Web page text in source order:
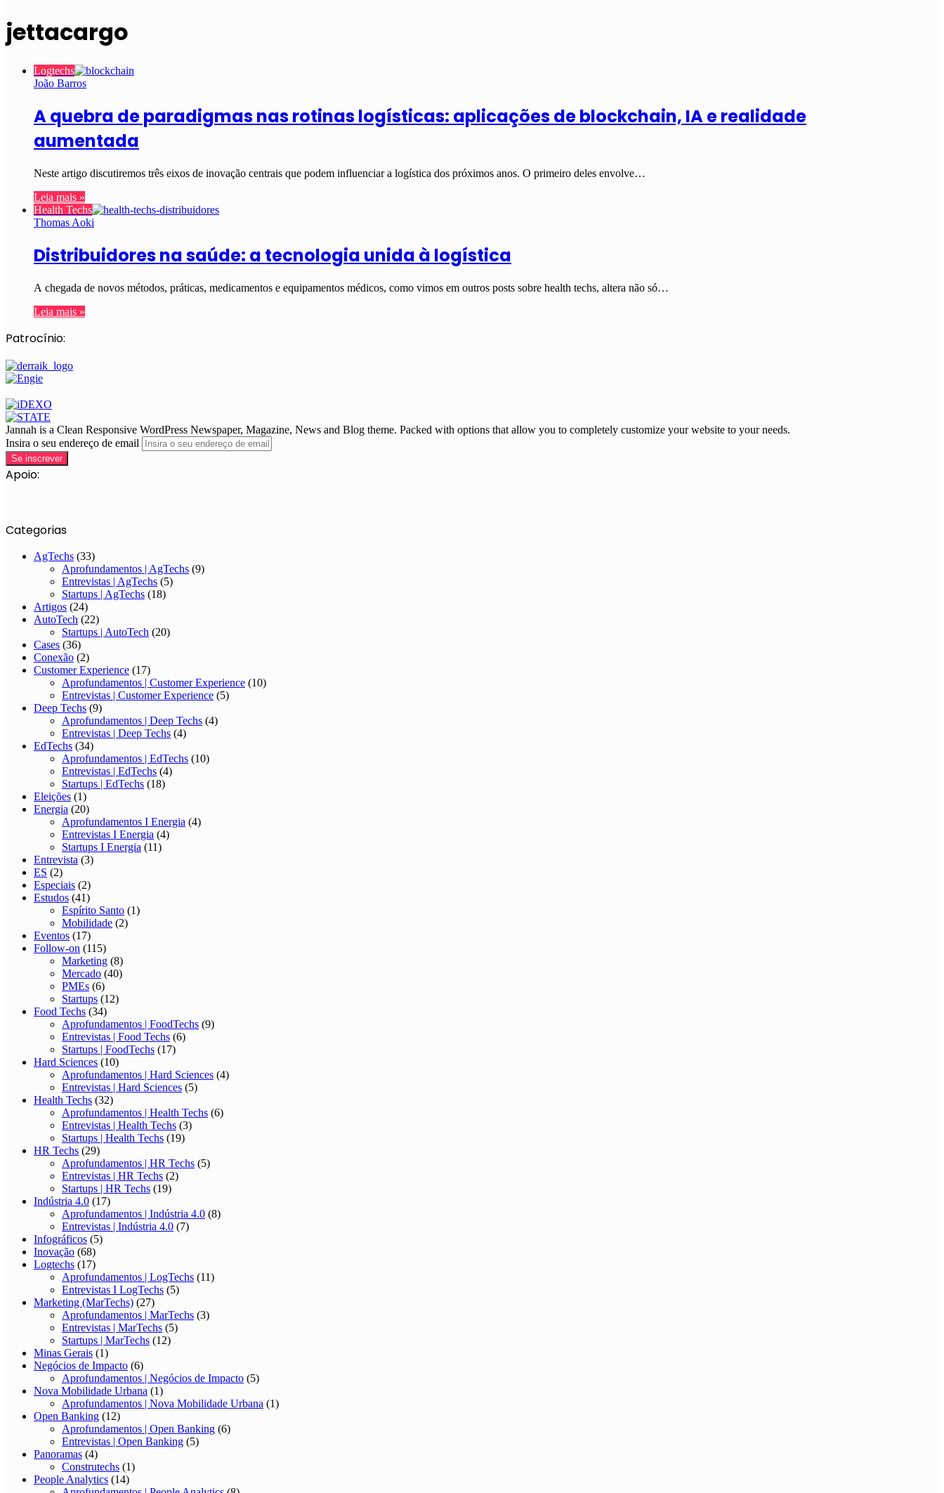
jettacargo
Logtechs
João Barros
A quebra de paradigmas nas rotinas logísticas: aplicações de blockchain, IA e realidade
aumentada
Neste artigo discutiremos três eixos de inovação centrais que podem influenciar a logística dos próximos anos. O primeiro deles envolve…
Leia mais »
Health Techs
Thomas Aoki
Distribuidores na saúde: a tecnologia unida à logística
A chegada de novos métodos, práticas, medicamentos e equipamentos médicos, como vimos em outros posts sobre health techs, altera não só…
Leia mais »
Patrocínio:
Jannah is a Clean Responsive WordPress Newspaper, Magazine, News and Blog theme. Packed with options that allow you to completely customize your website to your needs.
Insira o seu endereço de email
Apoio:
Categorias
AgTechs (33)
Aprofundamentos | AgTechs (9)
Entrevistas | AgTechs (5)
Startups | AgTechs (18)
Artigos (24)
AutoTech (22)
Startups | AutoTech (20)
Cases (36)
Conexão (2)
Customer Experience (17)
Aprofundamentos | Customer Experience (10)
Entrevistas | Customer Experience (5)
Deep Techs (9)
Aprofundamentos | Deep Techs (4)
Entrevistas | Deep Techs (4)
EdTechs (34)
Aprofundamentos | EdTechs (10)
Entrevistas | EdTechs (4)
Startups | EdTechs (18)
Eleições (1)
Energia (20)
Aprofundamentos I Energia (4)
Entrevistas I Energia (4)
Startups I Energia (11)
Entrevista (3)
ES (2)
Especiais (2)
Estudos (41)
Espírito Santo (1)
Mobilidade (2)
Eventos (17)
Follow-on (115)
Marketing (8)
Mercado (40)
PMEs (6)
Startups (12)
Food Techs (34)
Aprofundamentos | FoodTechs (9)
Entrevistas | Food Techs (6)
Startups | FoodTechs (17)
Hard Sciences (10)
Aprofundamentos | Hard Sciences (4)
Entrevistas | Hard Sciences (5)
Health Techs (32)
Aprofundamentos | Health Techs (6)
Entrevistas | Health Techs (3)
Startups | Health Techs (19)
HR Techs (29)
Aprofundamentos | HR Techs (5)
Entrevistas | HR Techs (2)
Startups | HR Techs (19)
Indústria 4.0 (17)
Aprofundamentos | Indústria 4.0 (8)
Entrevistas | Indústria 4.0 (7)
Infográficos (5)
Inovação (68)
Logtechs (17)
Aprofundamentos | LogTechs (11)
Entrevistas I LogTechs (5)
Marketing (MarTechs) (27)
Aprofundamentos | MarTechs (3)
Entrevistas | MarTechs (5)
Startups | MarTechs (12)
Minas Gerais (1)
Negócios de Impacto (6)
Aprofundamentos | Negócios de Impacto (5)
Nova Mobilidade Urbana (1)
Aprofundamentos | Nova Mobilidade Urbana (1)
Open Banking (12)
Aprofundamentos | Open Banking (6)
Entrevistas | Open Banking (5)
Panoramas (4)
Construtechs (1)
People Analytics (14)